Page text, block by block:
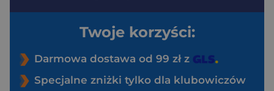
Twoje korzyści:
Darmowa dostawa od 99 zł z
Specjalne zniżki tylko dla klubowiczów